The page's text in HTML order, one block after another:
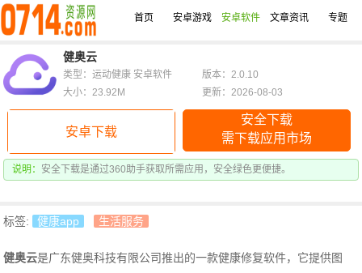
首页 安卓游戏 安卓软件 文章资讯 专题
健奥云
安卓下载
安全下载
需下载应用市场
说明： 安全下载是通过360助手获取所需应用，安全绿色更便捷。
类型：运动健康 安卓软件
版本：2.0.10
大小：23.92M
更新：2026-08-03
标签: 健康app 生活服务
健奥云是广东健奥科技有限公司推出的一款健康修复软件，它提供图